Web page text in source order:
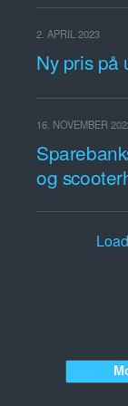
2. APRIL 2023
Ny pris på
16. NOVEMBER
og